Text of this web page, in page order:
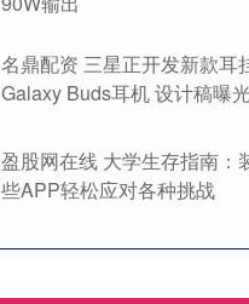
名鼎配资 三星正开发新款耳
Galaxy Buds耳机 设计稿曝
盈股网在线 大学生存指南：
些APP轻松应对各种挑战